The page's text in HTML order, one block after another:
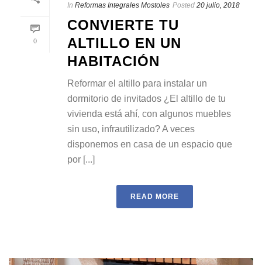
0
In Reformas Integrales Mostoles Posted 20 julio, 2018
CONVIERTE TU
ALTILLO EN UN
HABITACIÓN
Reformar el altillo para instalar un
dormitorio de invitados ¿El altillo de tu
vivienda está ahí, con algunos muebles
sin uso, infrautilizado? A veces
disponemos en casa de un espacio que
por [...]
READ MORE